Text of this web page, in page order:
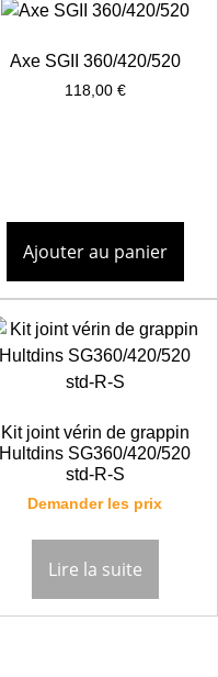
Axe SGII 360/420/520
118,00 €
Ajouter au panier
Kit joint vérin de grappin
Hultdins SG360/420/520
std-R-S
Demander les prix
Lire la suite